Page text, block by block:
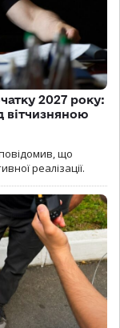
2027 року:
вітчизняною
що
реалізації.